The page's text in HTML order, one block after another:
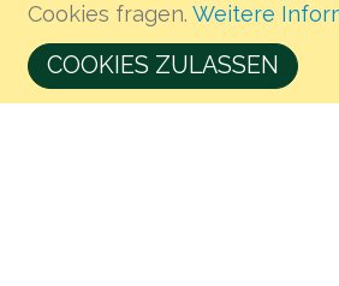
Cookies fragen. Weitere
COOKIES ZULASSEN
Öffnungszeiten & Anfahrt